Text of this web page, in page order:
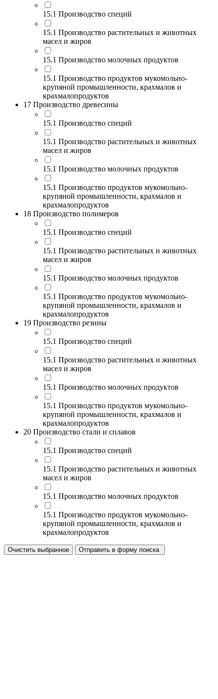
15.1 Производство специй
15.1 Производство растительных и животных
масел и жиров
15.1 Производство молочных продуктов
15.1 Производство продуктов мукомольно-
крупяной промышленности, крахмалов и
крахмалопродуктов
17 Производство древесины
15.1 Производство специй
15.1 Производство растительных и животных
масел и жиров
15.1 Производство молочных продуктов
15.1 Производство продуктов мукомольно-
крупяной промышленности, крахмалов и
крахмалопродуктов
18 Производство полимеров
15.1 Производство специй
15.1 Производство растительных и животных
масел и жиров
15.1 Производство молочных продуктов
15.1 Производство продуктов мукомольно-
крупяной промышленности, крахмалов и
крахмалопродуктов
19 Производство резины
15.1 Производство специй
15.1 Производство растительных и животных
масел и жиров
15.1 Производство молочных продуктов
15.1 Производство продуктов мукомольно-
крупяной промышленности, крахмалов и
крахмалопродуктов
20 Производство стали и сплавов
15.1 Производство специй
15.1 Производство растительных и животных
масел и жиров
15.1 Производство молочных продуктов
15.1 Производство продуктов мукомольно-
крупяной промышленности, крахмалов и
крахмалопродуктов